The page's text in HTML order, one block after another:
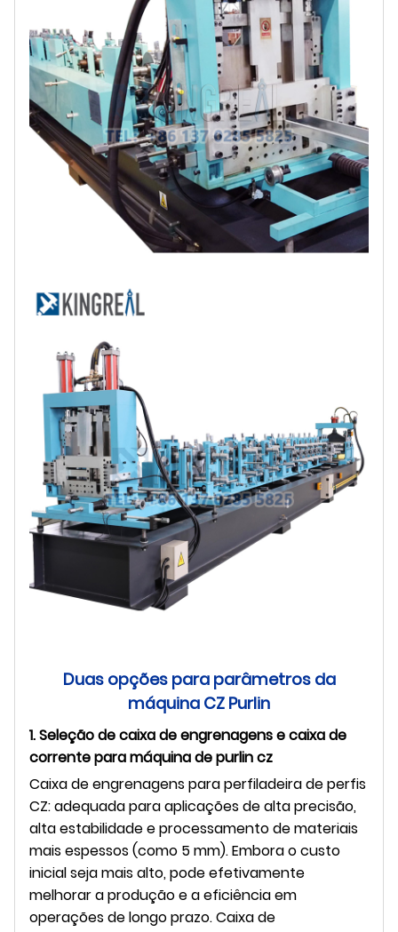
Duas opções para parâmetros da
máquina CZ Purlin
1. Seleção de caixa de engrenagens e caixa de
corrente para máquina de purlin cz
Caixa de engrenagens para perfiladeira de perfis
CZ: adequada para aplicações de alta precisão,
alta estabilidade e processamento de materiais
mais espessos (como 5 mm). Embora o custo
inicial seja mais alto, pode efetivamente
melhorar a produção e a eficiência em
operações de longo prazo. Caixa de